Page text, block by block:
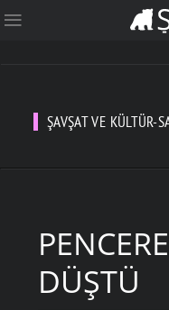
ŞAVŞAT VE KÜLTÜR-
DÜŞTÜ